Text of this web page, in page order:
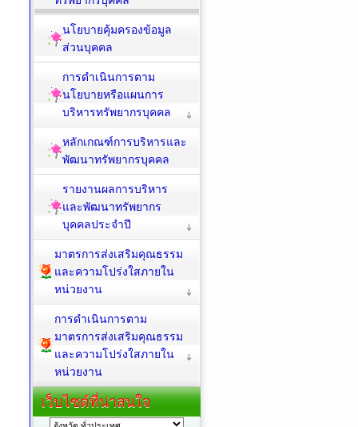
นโยบายคุ้มครองข้อมูล
ส่วนบุคคล
การดำเนินการตาม
นโยบายหรือแผนการ
บริหารทรัพยากรบุคคล
หลักเกณฑ์การบริหารและ
พัฒนาทรัพยากรบุคคล
รายงานผลการบริหาร
และพัฒนาทรัพยากร
บุคคลประจำปี
มาตรการส่งเสริมคุณธรรม
และความโปร่งใสภายใน
หน่วยงาน
การดำเนินการตาม
มาตรการส่งเสริมคุณธรรม
และความโปร่งใสภายใน
หน่วยงาน
เว็บไซต์ที่น่าสนใจ